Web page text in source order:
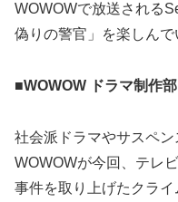
WOWOWで放送される
偽りの警官」を楽しんで
■WOWOW ドラマ制作
社会派ドラマやサスペ
WOWOWが今回、テレ
事件を取り上げたクラ